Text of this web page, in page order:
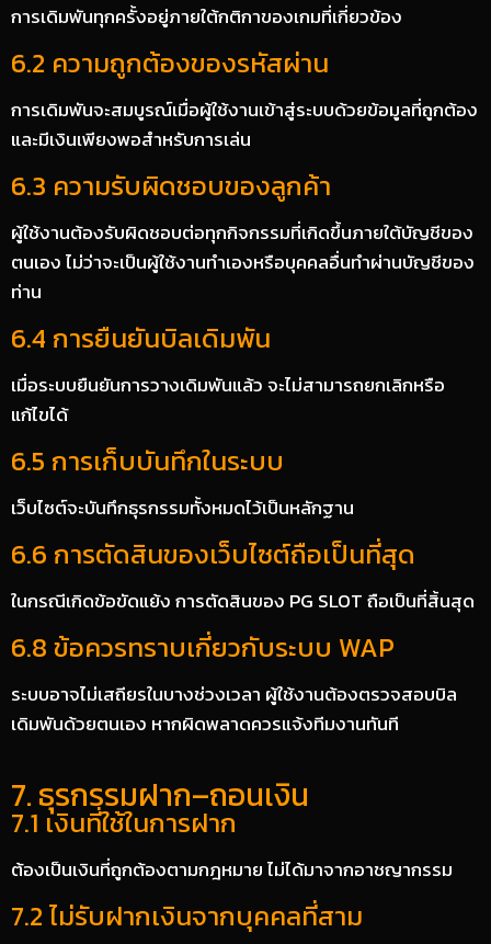
การเดิมพันทุกครั้งอยู่ภายใต้กติกาของเกมที่เกี่ยวข้อง
6.2 ความถูกต้องของรหัสผ่าน
การเดิมพันจะสมบูรณ์เมื่อผู้ใช้งานเข้าสู่ระบบด้วยข้อมูลที่ถูกต้อง
และมีเงินเพียงพอสำหรับการเล่น
6.3 ความรับผิดชอบของลูกค้า
ผู้ใช้งานต้องรับผิดชอบต่อทุกกิจกรรมที่เกิดขึ้นภายใต้บัญชีของ
ตนเอง ไม่ว่าจะเป็นผู้ใช้งานทำเองหรือบุคคลอื่นทำผ่านบัญชีของ
ท่าน
6.4 การยืนยันบิลเดิมพัน
เมื่อระบบยืนยันการวางเดิมพันแล้ว จะไม่สามารถยกเลิกหรือ
แก้ไขได้
6.5 การเก็บบันทึกในระบบ
เว็บไซต์จะบันทึกธุรกรรมทั้งหมดไว้เป็นหลักฐาน
6.6 การตัดสินของเว็บไซต์ถือเป็นที่สุด
ในกรณีเกิดข้อขัดแย้ง การตัดสินของ PG SLOT ถือเป็นที่สิ้นสุด
6.8 ข้อควรทราบเกี่ยวกับระบบ WAP
ระบบอาจไม่เสถียรในบางช่วงเวลา ผู้ใช้งานต้องตรวจสอบบิล
เดิมพันด้วยตนเอง หากผิดพลาดควรแจ้งทีมงานทันที
7. ธุรกรรมฝาก–ถอนเงิน
7.1 เงินที่ใช้ในการฝาก
ต้องเป็นเงินที่ถูกต้องตามกฎหมาย ไม่ได้มาจากอาชญากรรม
7.2 ไม่รับฝากเงินจากบุคคลที่สาม